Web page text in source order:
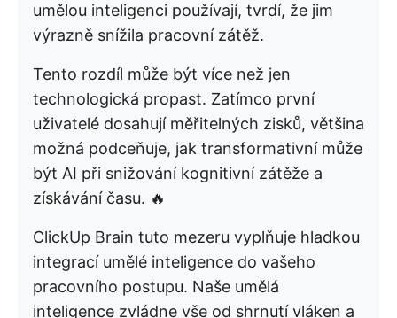
umělou inteligenci používají, tvrdí, že jim
výrazně snížila pracovní zátěž.
Tento rozdíl může být více než jen
technologická propast. Zatímco první
uživatelé dosahují měřitelných zisků, většina
možná podceňuje, jak transformativní může
být AI při snižování kognitivní zátěže a
získávání času. 🔥
ClickUp Brain tuto mezeru vyplňuje hladkou
integrací umělé inteligence do vašeho
pracovního postupu. Naše umělá
inteligence zvládne vše od shrnutí vláken a